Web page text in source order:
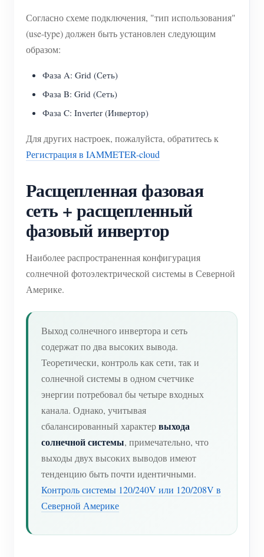
Согласно схеме подключения, "тип использования"
(use-type) должен быть установлен следующим
образом:
Фаза A: Grid (Сеть)
Фаза B: Grid (Сеть)
Фаза C: Inverter (Инвертор)
Для других настроек, пожалуйста, обратитесь к
Регистрация в IAMMETER-cloud
Расщепленная фазовая
сеть + расщепленный
фазовый инвертор
Наиболее распространенная конфигурация
солнечной фотоэлектрической системы в Северной
Америке.
Выход солнечного инвертора и сеть
содержат по два высоких вывода.
Теоретически, контроль как сети, так и
солнечной системы в одном счетчике
энергии потребовал бы четыре входных
канала. Однако, учитывая
сбалансированный характервыхода
солнечной системы, примечательно, что
выходы двух высоких выводов имеют
тенденцию быть почти идентичными.
Контроль системы 120/240V или 120/208V в
Северной Америке